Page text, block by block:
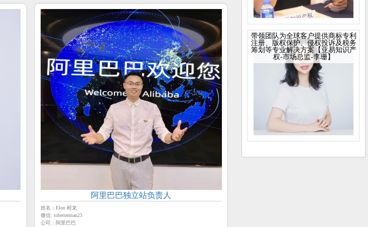
阿里巴巴独立站负责人
姓名：Elon 程龙
微信: tobetterman23
公司：阿里巴巴
带领团队为全球客户提供商标专利
注册、版权保护、侵权投诉及税务
筹划等专业解决方案【亚易知识产
权-市场总监-李珊】